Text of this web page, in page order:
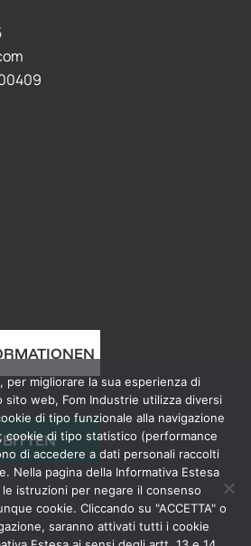
per migliorare la sua esperienza di
sito web, Fom Industrie utilizza diversi
di tipo funzionale alla navigazione
cookie di tipo statistico (performance
di accedere a dati personali raccolti
Nella pagina della Informativa Estesa
istruzioni per negare il consenso
cookie. Cliccando su "ACCETTA" o
saranno attivati tutti i cookie